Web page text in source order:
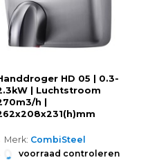
HD 05 | 0.3-
| Luchtstroom
h |
Merk: CombiSteel
voorraad controleren